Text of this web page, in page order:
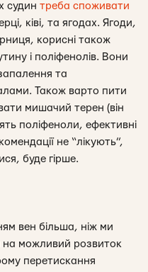
судин треба споживати
ківі, та ягодах. Ягоди,
корисні також
і поліфенолів. Вони
та
Також варто пити
мишачий терен (він
поліфеноли, ефективні
не “лікують”,
буде гірше.
вен більша, ніж ми
на можливий розвиток
перетискання